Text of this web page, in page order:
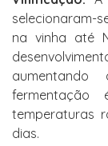
selecionaram-
na vinha até
fermentação
temperaturas
dias.